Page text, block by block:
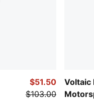
$51.50
$103.00
Voltaic